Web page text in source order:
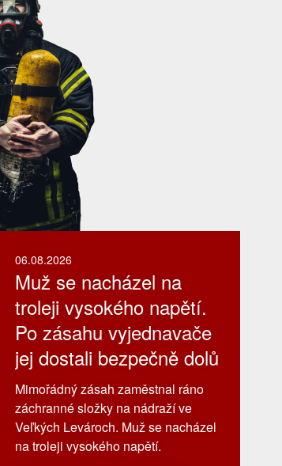
06.08.2026
Muž se nacházel na
troleji vysokého napětí.
Po zásahu vyjednavače
jej dostali bezpečně dolů
Mimořádný zásah zaměstnal ráno
záchranné složky na nádraží ve
Veľkých Levároch. Muž se nacházel
na troleji vysokého napětí.